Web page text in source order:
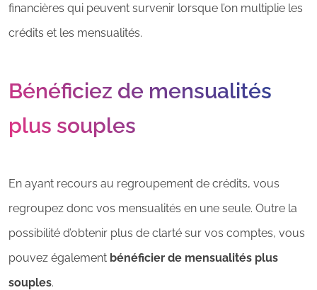
financières qui peuvent survenir lorsque l’on multiplie les
crédits et les mensualités.
Bénéficiez de mensualités
plus souples
En ayant recours au regroupement de crédits, vous
regroupez donc vos mensualités en une seule. Outre la
possibilité d’obtenir plus de clarté sur vos comptes, vous
pouvez également bénéficier de mensualités plus
souples.